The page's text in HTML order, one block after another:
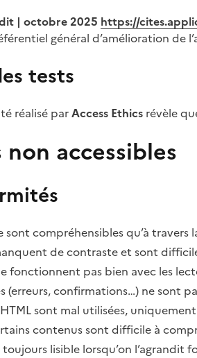
| octobre 2025 https://
général d’amélioration de
tests
réalisé parAccess Ethics révèle
accessibles
sont compréhensibles qu’à travers
de contraste et sont
fonctionnent pas bien avec les
(erreurs, confirmations…) ne sont
sont mal utilisées,
contenus sont difficile à
toujours lisible lorsqu’on l’agrandit